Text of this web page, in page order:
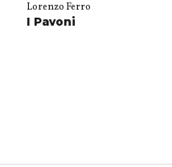
Lorenzo Ferro
I Pavoni